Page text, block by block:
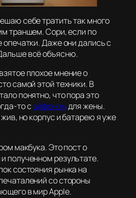
себе тратить так много
траншем. Сори, если по
опечатки. Даже они дались с
всё объясню.
плохое мнение о
самой этой техники. В
понятно, что пора это
то сайфономдля жены.
но корпус и батарею я уже
макбука. Это пост о
полученном результате.
состояния рынка на
со стороны
в мир Apple.